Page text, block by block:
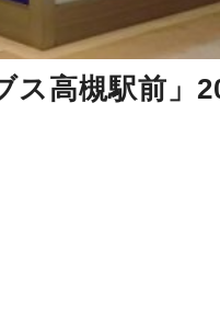
ス高槻駅前」